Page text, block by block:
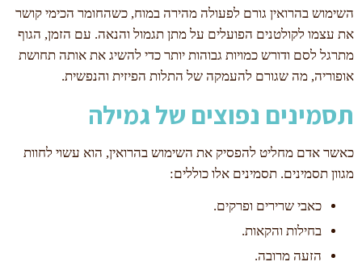
השימוש בהרואין גורם לפעולה מהירה במוח, כשהחומר הכימי קושר
את עצמו לקולטנים הפועלים על מתן תגמול והנאה. עם הזמן, הגוף
מתרגל לסם ודורש כמויות גבוהות יותר כדי להשיג את אותה תחושת
אופוריה, מה שגורם להעמקה של התלות הפיזית והנפשית.
תסמינים נפוצים של גמילה
כאשר אדם מחליט להפסיק את השימוש בהרואין, הוא עשוי לחוות
מגוון תסמינים. תסמינים אלו כוללים:
כאבי שרירים ופרקים.
בחילות והקאות.
הזעה מרובה.